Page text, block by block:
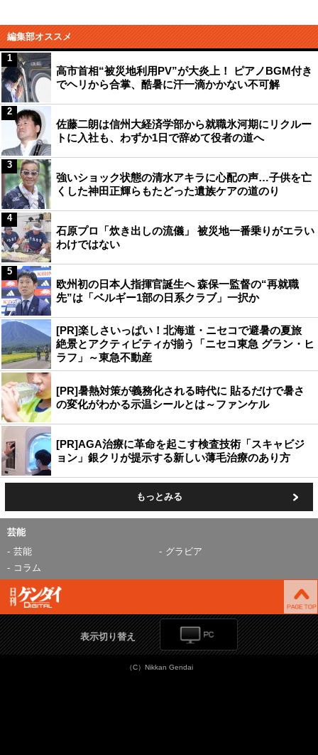
編集部オススメ
高市首相“被災地利用PV”が大炎上！ ピアノBGM付き
でヘリから合掌、酷暑に汗一滴かかない不可解
1
佐藤二朗は信州大経済学部から就職氷河期にリクルー
トに入社も、わずか1日で辞めて役者の道へ
2
強いショック状態の清水アキラに心配の声…子供を亡
くした神田正輝らもたどった遺族ケアの道のり
3
石原プロ「炊き出しの流儀」 被災地一番乗りがエラい
わけではない
4
欧州初の日本人指揮官誕生へ 森保一監督の“再就職
先”は「ベルギー1部の日系クラブ」一択か
5
[PR]楽しさいっぱい！北海道・ニセコで避暑の夏旅
絶景とアクティビティが揃う「ニセコ東急 グラン・ヒ
ラフ」～東急不動産
[PR]暑熱対策が義務化される時代に 貼るだけで暑さ
の変化がわかる示温シールとは～ファンケル
[PR]AGA治療に革命を起こす検査技術「スキャビジ
ョン」銀クリが提示する新しい薄毛治療のあり方
もっとみる
芸能
芸能
グラビア
コラム
表示切り替え
（C）Nikkan Gendai